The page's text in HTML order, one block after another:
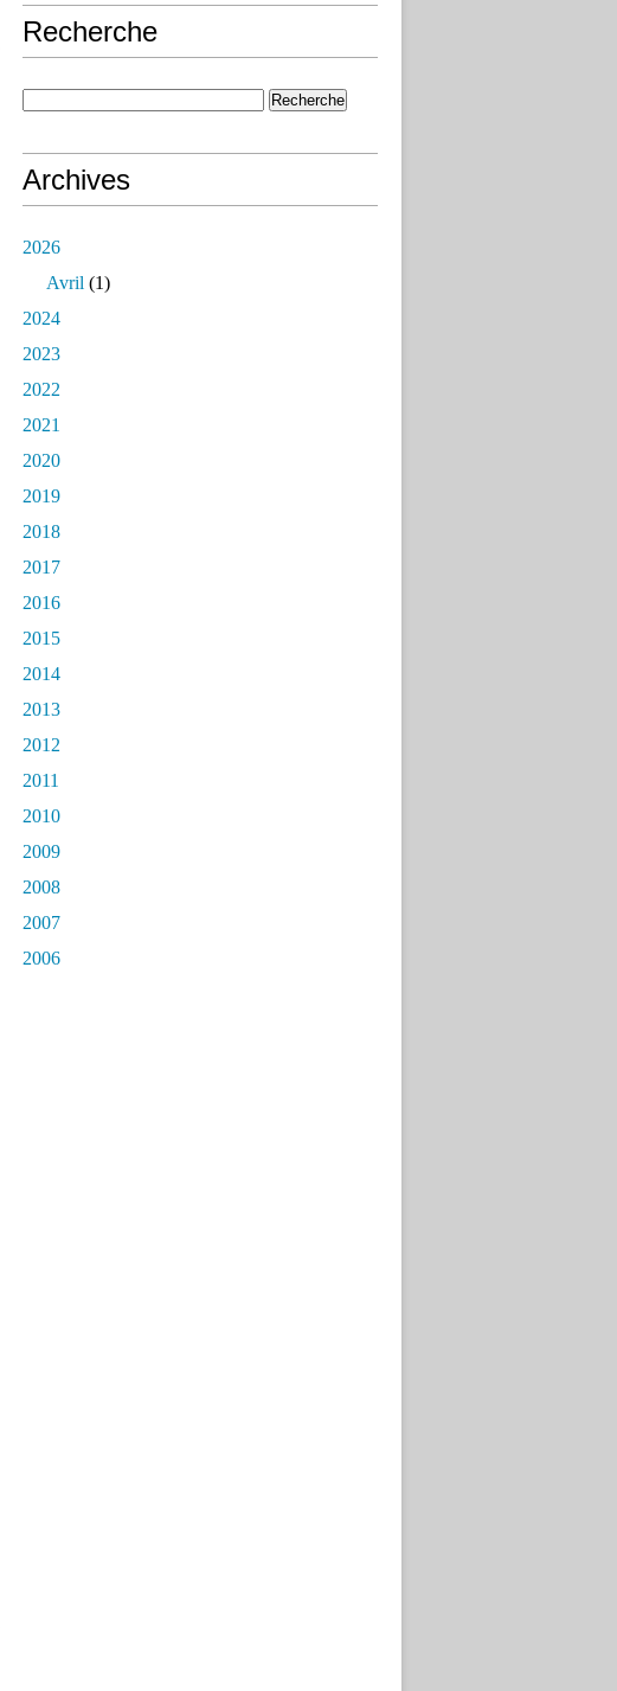
Recherche
Archives
2026
Avril (1)
2024
2023
2022
2021
2020
2019
2018
2017
2016
2015
2014
2013
2012
2011
2010
2009
2008
2007
2006